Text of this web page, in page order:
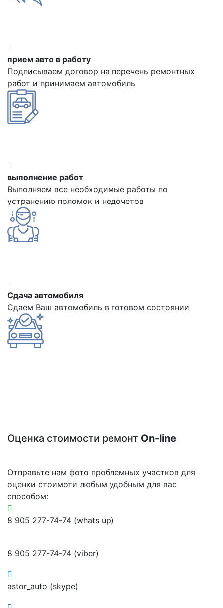
прием авто в работу
Подписываем договор на перечень ремонтных
работ и принимаем автомобиль
выполнение работ
Выполняем все необходимые работы по
устранению поломок и недочетов
Сдача автомобиля
Сдаем Ваш автомобиль в готовом состоянии
Оценка стоимости ремонт On-line
Отправьте нам фото проблемных участков для
оценки стоимоти любым удобным для вас
способом:
8 905 277-74-74 (whats up)
8 905 277-74-74 (viber)
astor_auto (skype)